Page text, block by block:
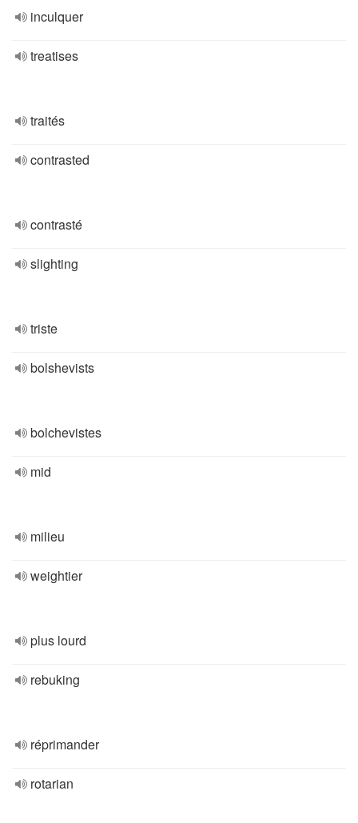
inculquer
treatises
traités
contrasted
contrasté
slighting
triste
bolshevists
bolchevistes
mid
milieu
weightier
plus lourd
rebuking
réprimander
rotarian